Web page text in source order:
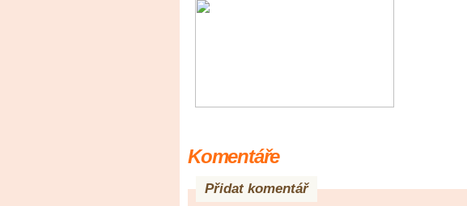
Komentáře
Přidat komentář